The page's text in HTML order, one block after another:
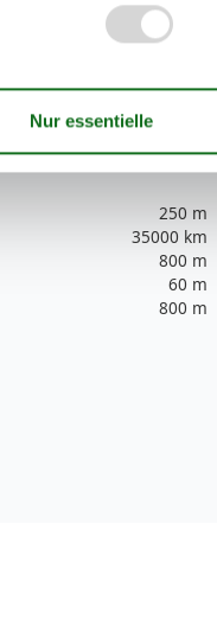
250 m
35000 km
800 m
60 m
800 m